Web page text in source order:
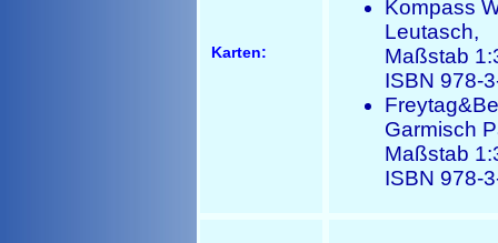
Karten:
Kompass
Leutasch,
Maßstab
ISBN 978-
Garmisch
Maßstab
ISBN 978-